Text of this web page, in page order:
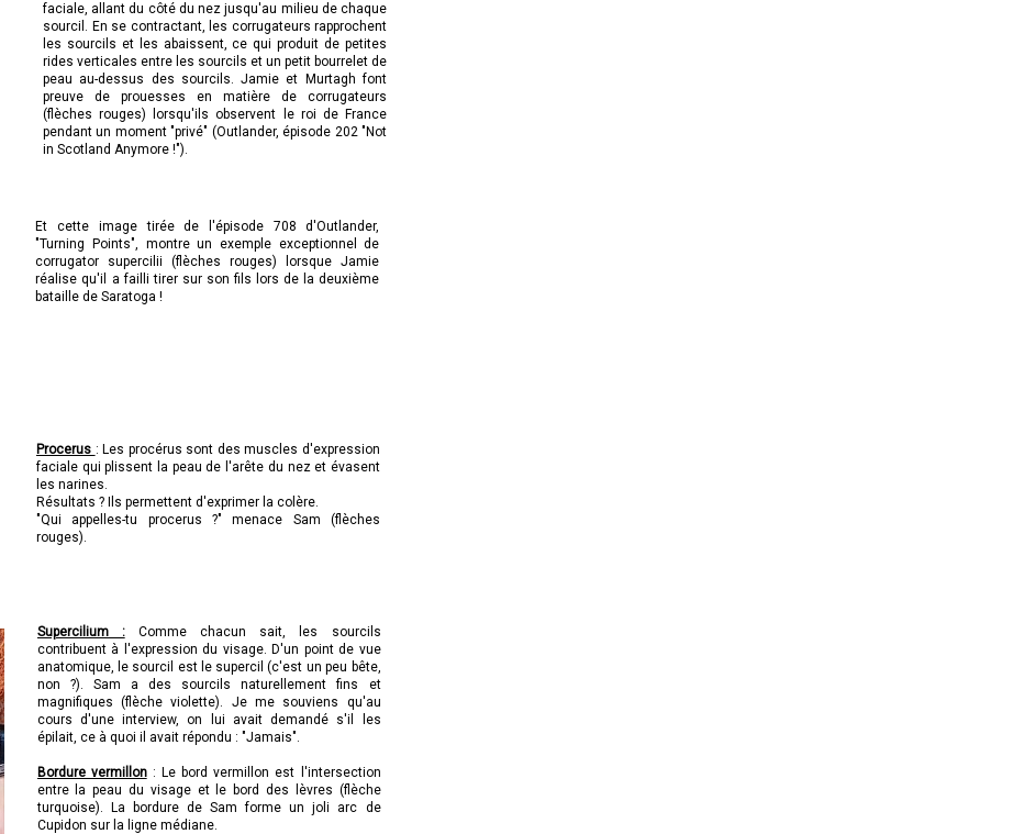
faciale, allant du côté du nez jusqu'au milieu de chaque
sourcil. En se contractant, les corrugateurs rapprochent
les sourcils et les abaissent, ce qui produit de petites
rides verticales entre les sourcils et un petit bourrelet de
peau au-dessus des sourcils. Jamie et Murtagh font
preuve de prouesses en matière de corrugateurs
(flèches rouges) lorsqu'ils observent le roi de France
pendant un moment "privé" (Outlander, épisode 202 "Not
in Scotland Anymore !").
Et cette image tirée de l'épisode 708 d'Outlander,
"Turning Points", montre un exemple exceptionnel de
corrugator supercilii (flèches rouges) lorsque Jamie
réalise qu'il a failli tirer sur son fils lors de la deuxième
bataille de Saratoga !
Procerus : Les procérus sont des muscles d'expression
faciale qui plissent la peau de l'arête du nez et évasent
les narines.
Résultats ? Ils permettent d'exprimer la colère.
"Qui appelles-tu procerus ?" menace Sam (flèches
rouges).
Supercilium :Comme chacun sait, les sourcils
contribuent à l'expression du visage. D'un point de vue
anatomique, le sourcil est le supercil (c'est un peu bête,
non ?). Sam a des sourcils naturellement fins et
magnifiques (flèche violette). Je me souviens qu'au
cours d'une interview, on lui avait demandé s'il les
épilait, ce à quoi il avait répondu : "Jamais".
Bordure vermillon: Le bord vermillon est l'intersection
entre la peau du visage et le bord des lèvres (flèche
turquoise). La bordure de Sam forme un joli arc de
Cupidon sur la ligne médiane.